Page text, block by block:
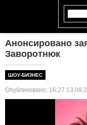
Анонсировано
Заворотнюк
ШОУ-БИЗНЕС
Опубликовано: 16:27